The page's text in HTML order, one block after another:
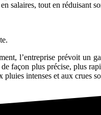
salaires, tout en réduisant
l’entreprise prévoit un
façon plus précise, plus
pluies intenses et aux